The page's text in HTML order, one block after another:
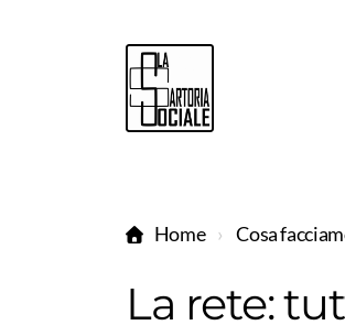
Home Cosa
La rete: